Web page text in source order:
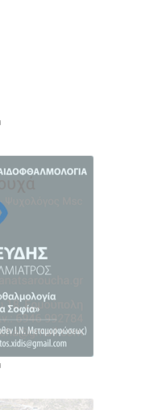
– Πώς τα drones
επιλογές